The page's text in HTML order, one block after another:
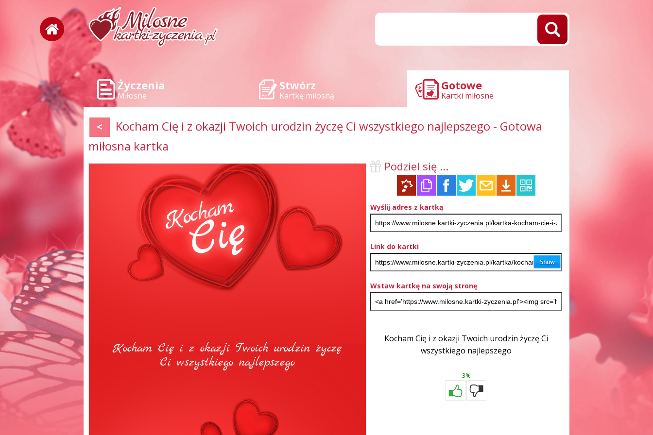
Życzenia
Miłosne
Stwórz
Kartkę miłosną
Gotowe
Kartki miłosne
<
Kocham Cię i z okazji Twoich urodzin życzę Ci wszystkiego najlepszego - Gotowa
miłosna kartka
Podziel się ...
Wyślij adres z kartką
Link do kartki
Wstaw kartkę na swoją stronę
Kocham Cię i z okazji Twoich urodzin życzę Ci
wszystkiego najlepszego
3%